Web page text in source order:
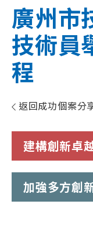
廣州市
技術員
程
返回成功個案分
建構創新卓
加強多方創